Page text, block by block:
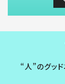
“人”のグッ